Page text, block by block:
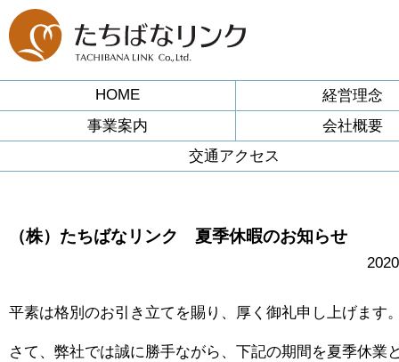
HOME
経営理念
事業案内
会社概要
交通アクセス
（株）たちばなリンク 夏季休暇のお知らせ
平素は格別のお引き立てを賜り、厚く御礼申し上げます
さて、弊社では誠に勝手ながら、下記の期間を夏季休業